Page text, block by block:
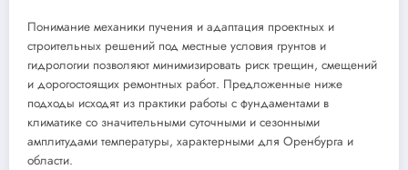
Понимание механики пучения и адаптация проектных и
строительных решений под местные условия грунтов и
гидрологии позволяют минимизировать риск трещин, смещений
и дорогостоящих ремонтных работ. Предложенные ниже
подходы исходят из практики работы с фундаментами в
климатике со значительными суточными и сезонными
амплитудами температуры, характерными для Оренбурга и
области.